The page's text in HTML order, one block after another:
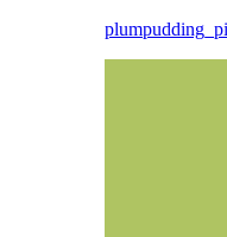
plumpudding_pi